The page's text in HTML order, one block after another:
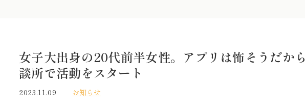
女子大出身の20代前半女性。アプリは怖そうだか
談所で活動をスタート
2023.11.09 お知らせ